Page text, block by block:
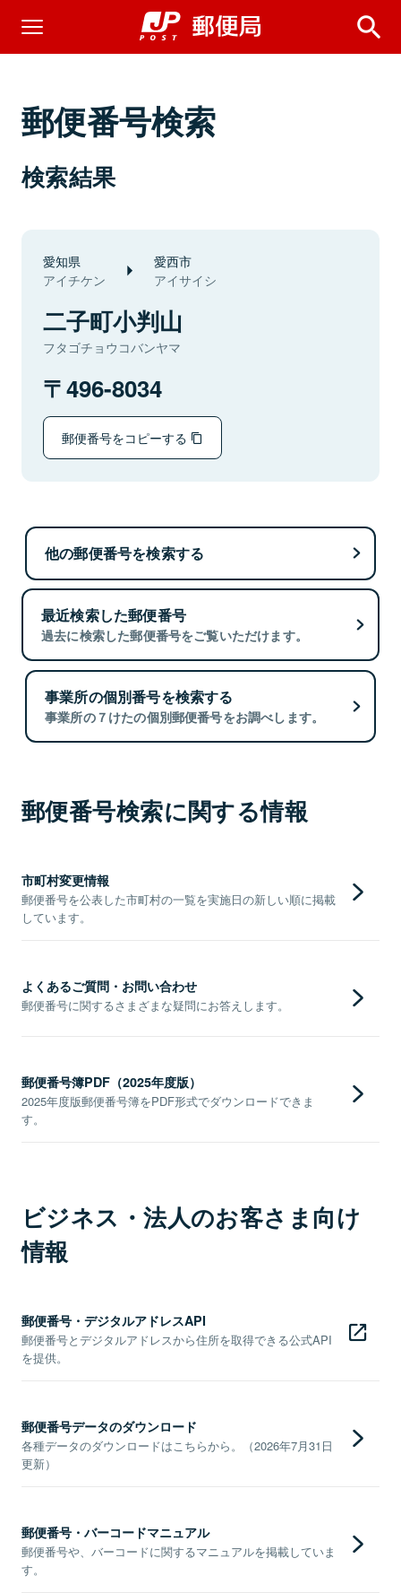
郵便番号検索
検索結果
愛知県
アイチケン
愛西市
アイサイシ
二子町小判山
フタゴチョウコバンヤマ
496-8034
郵便番号をコピーする
他の郵便番号を検索する
最近検索した郵便番号
過去に検索した郵便番号をご覧いただけます。
事業所の個別番号を検索する
事業所の７けたの個別郵便番号をお調べします。
郵便番号検索に関する情報
市町村変更情報
郵便番号を公表した市町村の一覧を実施日の新しい順に掲載
しています。
よくあるご質問・お問い合わせ
郵便番号に関するさまざまな疑問にお答えします。
郵便番号簿PDF（2025年度版）
2025年度版郵便番号簿をPDF形式でダウンロードできま
す。
ビジネス・法人のお客さま向け
情報
郵便番号・デジタルアドレスAPI
郵便番号とデジタルアドレスから住所を取得できる公式API
を提供。
郵便番号データのダウンロード
各種データのダウンロードはこちらから。（2026年7月31日
更新）
郵便番号・バーコードマニュアル
郵便番号や、バーコードに関するマニュアルを掲載していま
す。